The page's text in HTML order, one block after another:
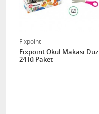
Fixpoint
Fixpoint Okul Makası Düz
24 lü Paket